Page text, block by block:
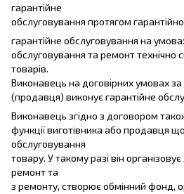
гарантійне
обслуговування протягом
гарантійне обслуговування на
обслуговування та ремонт технічно
товарів.
Виконавець на договірних умовах
(продавця) виконує гарантійне
Виконавець згідно з договором
функції виготівника або продавця
обслуговування
товару. У такому разі він
ремонт та
з ремонту, створює обмінний фонд,